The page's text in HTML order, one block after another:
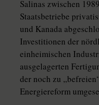
Salinas zwischen
Staatsbetriebe
und Kanada
Investitionen der
einheimischen
ausgelagerten
der noch zu
Energiereform